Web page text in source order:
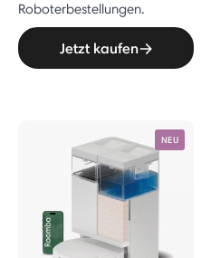
Roboterbestellungen.
Jetzt kaufen
NEU